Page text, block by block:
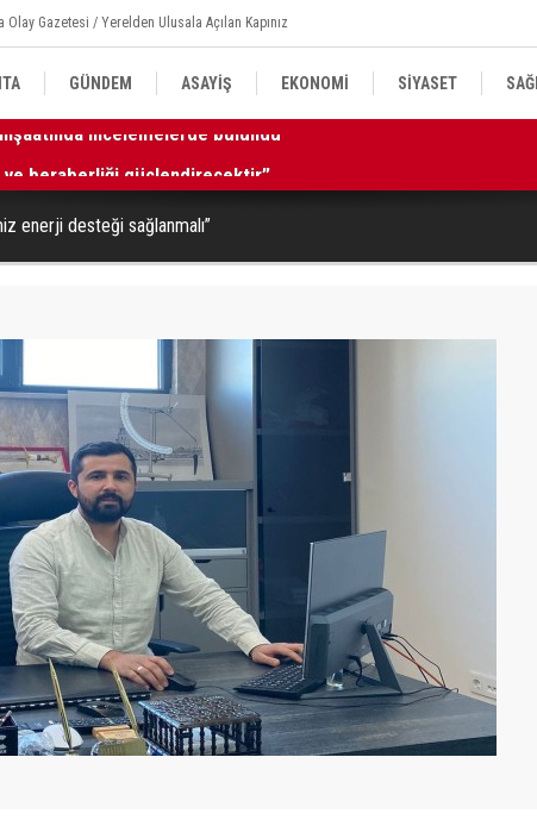
Olay Gazetesi / Yerelden Ulusala Açılan Kapınız
GÜNDEM ASAYİŞ EKONOMİ SİYASET
enerji desteği sağlanmalı”